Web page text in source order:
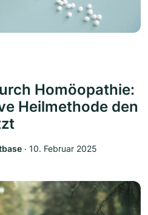
Homöopathie:
Heilmethode den
‧ 10. Februar 2025